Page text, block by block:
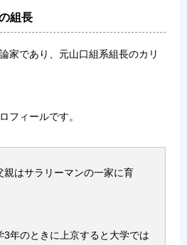
組長
家であり、元山口組系組長のカリ
フィールです。
親はサラリーマンの一家に育
年のときに上京すると大学では